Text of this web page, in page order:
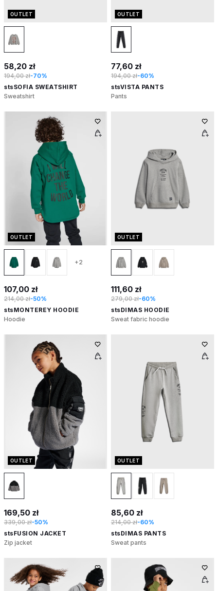
OUTLET
58,20 zł
194,00 zł-70%
stsSOFIA SWEATSHIRT
Sweatshirt
OUTLET
77,60 zł
194,00 zł-60%
stsVISTA PANTS
Pants
OUTLET
+2
107,00 zł
214,00 zł-50%
stsMONTEREY HOODIE
Hoodie
OUTLET
111,60 zł
279,00 zł-60%
stsDIMAS HOODIE
Sweat fabric hoodie
OUTLET
169,50 zł
339,00 zł-50%
stsFUSION JACKET
Zip jacket
OUTLET
85,60 zł
214,00 zł-60%
stsDIMAS PANTS
Sweat pants